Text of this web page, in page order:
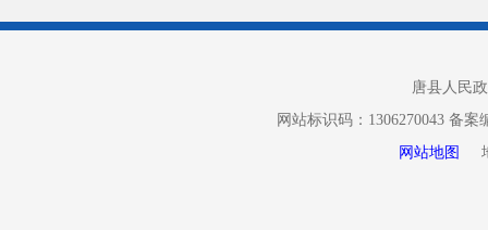
员彭质斌表示
差异，第6周
唐县人民
网站标识码：1306270043 备案
网站地图
地